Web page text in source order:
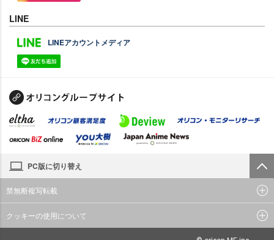
LINE
LINEアカウントメディア
PC版に切り替え
禁無断複写転載
クッキーの使用について